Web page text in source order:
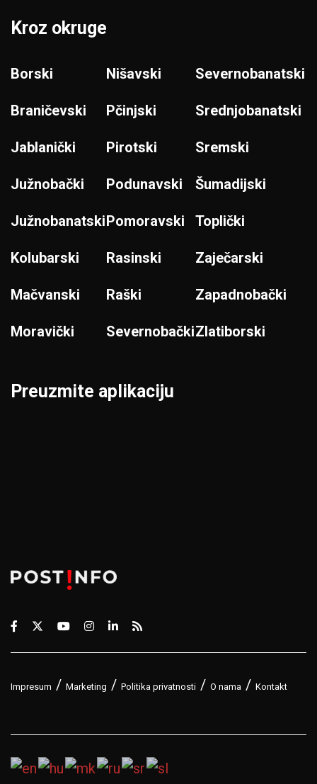
Kroz okruge
Borski
Braničevski
Jablanički
Južnobački
Južnobanatski
Kolubarski
Mačvanski
Moravički
Nišavski
Pčinjski
Pirotski
Podunavski
Pomoravski
Rasinski
Raški
Severnobački
Severnobanatski
Srednjobanatski
Sremski
Šumadijski
Toplički
Zaječarski
Zapadnobački
Zlatiborski
Preuzmite aplikaciju
Impresum Marketing Politika privatnosti O nama Kontakt